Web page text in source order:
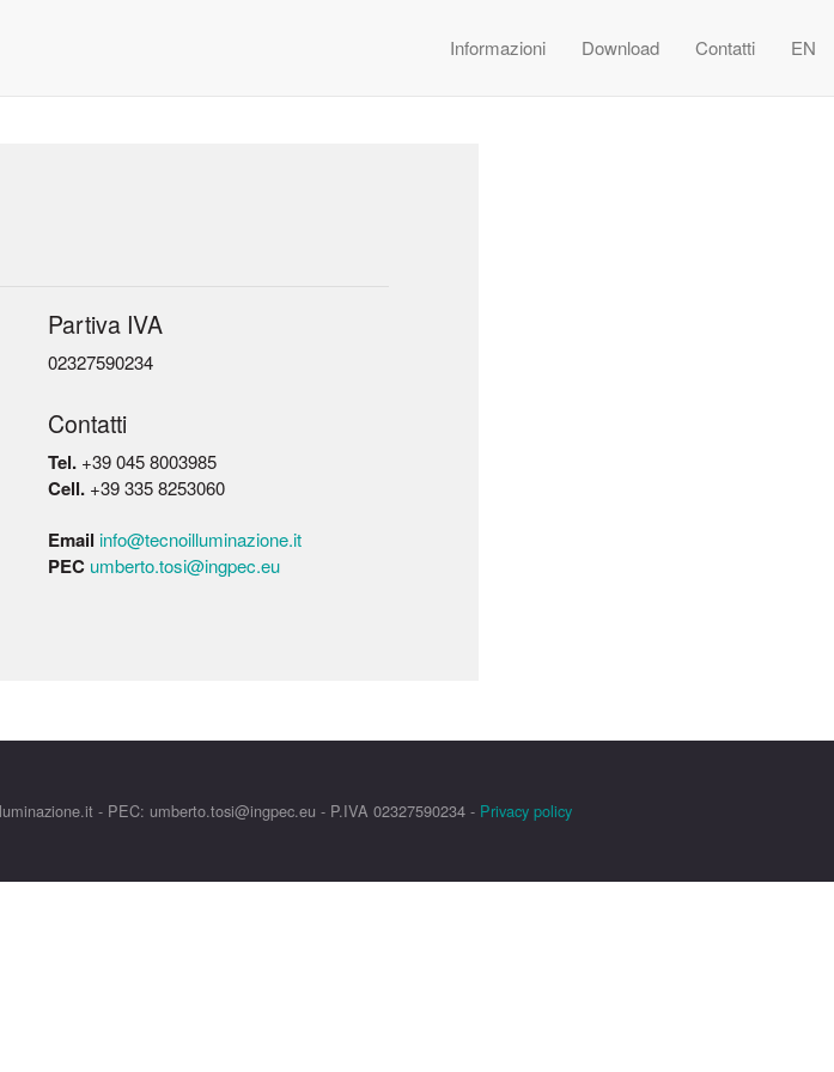
Informazioni Download Contatti EN
Partiva IVA
02327590234
Contatti
Tel. +39 045 8003985
Cell. +39 335 8253060
Email info@tecnoilluminazione.it
PEC umberto.tosi@ingpec.eu
- PEC: umberto.tosi@ingpec.eu - P.IVA 02327590234 - Privacy policy